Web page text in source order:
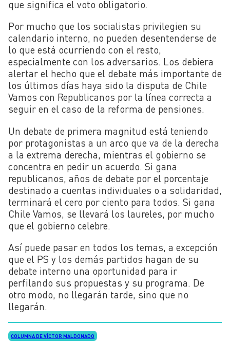
que significa el voto obligatorio.
Por mucho que los socialistas privilegien su
calendario interno, no pueden desentenderse de
lo que está ocurriendo con el resto,
especialmente con los adversarios. Los debiera
alertar el hecho que el debate más importante de
los últimos días haya sido la disputa de Chile
Vamos con Republicanos por la línea correcta a
seguir en el caso de la reforma de pensiones.
Un debate de primera magnitud está teniendo
por protagonistas a un arco que va de la derecha
a la extrema derecha, mientras el gobierno se
concentra en pedir un acuerdo. Si gana
republicanos, años de debate por el porcentaje
destinado a cuentas individuales o a solidaridad,
terminará el cero por ciento para todos. Si gana
Chile Vamos, se llevará los laureles, por mucho
que el gobierno celebre.
Así puede pasar en todos los temas, a excepción
que el PS y los demás partidos hagan de su
debate interno una oportunidad para ir
perfilando sus propuestas y su programa. De
otro modo, no llegarán tarde, sino que no
llegarán.
COLUMNA DE VÍCTOR MALDONADO